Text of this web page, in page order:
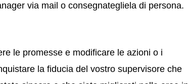
via mail o consegnategliela di persona.
le promesse e modificare le azioni o i
la fiducia del vostro supervisore che